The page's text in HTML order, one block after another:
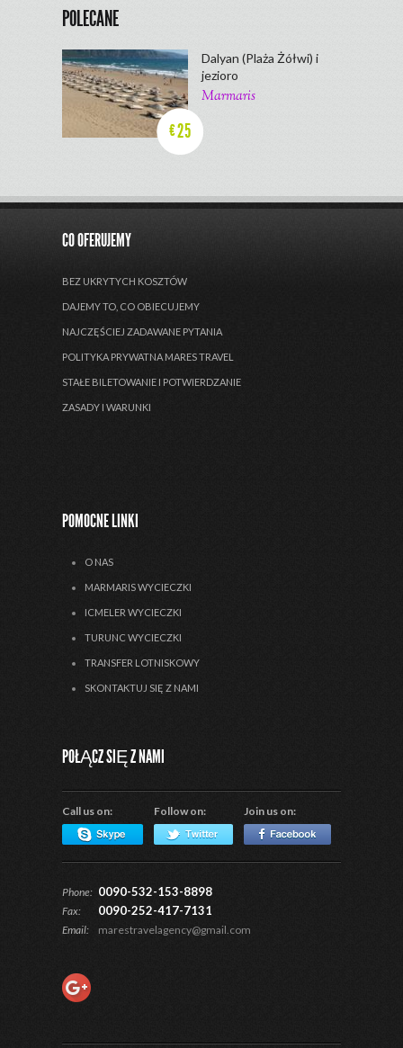
POLECANE
€25
Dalyan (Plaża Żółwi) i
jezioro
Marmaris
CO OFERUJEMY
BEZ UKRYTYCH KOSZTÓW
DAJEMY TO, CO OBIECUJEMY
NAJCZĘŚCIEJ ZADAWANE PYTANIA
POLITYKA PRYWATNA MARES TRAVEL
STAŁE BILETOWANIE I POTWIERDZANIE
ZASADY I WARUNKI
POMOCNE LINKI
O NAS
MARMARIS WYCIECZKI
ICMELER WYCIECZKI
TURUNC WYCIECZKI
TRANSFER LOTNISKOWY
SKONTAKTUJ SIĘ Z NAMI
POŁĄCZ SIĘ Z NAMI
Call us on: Follow on: Join us on:
Phone: 0090-532-153-8898
Fax: 0090-252-417-7131
Email: marestravelagency@gmail.com